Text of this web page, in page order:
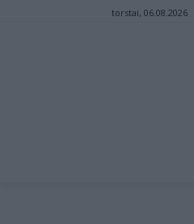
torstai, 06.08.2026